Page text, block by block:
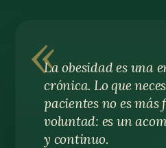
«La obesidad es una
crónica. Lo que
pacientes no es más
voluntad: es un
y continuo.